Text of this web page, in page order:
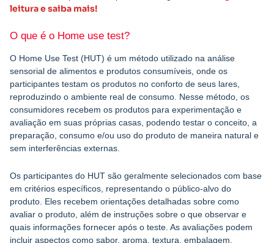
leitura e saiba mais!
O que é o Home use test?
O Home Use Test (HUT) é um método utilizado na análise
sensorial de alimentos e produtos consumíveis, onde os
participantes testam os produtos no conforto de seus lares,
reproduzindo o ambiente real de consumo. Nesse método, os
consumidores recebem os produtos para experimentação e
avaliação em suas próprias casas, podendo testar o conceito, a
preparação, consumo e/ou uso do produto de maneira natural e
sem interferências externas.
Os participantes do HUT são geralmente selecionados com base
em critérios específicos, representando o público-alvo do
produto. Eles recebem orientações detalhadas sobre como
avaliar o produto, além de instruções sobre o que observar e
quais informações fornecer após o teste. As avaliações podem
incluir aspectos como sabor, aroma, textura, embalagem,